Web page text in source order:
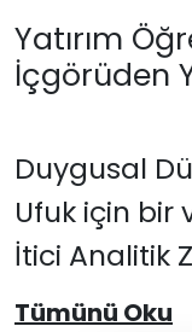
Yatırım
İçgörüden
Duygusal
Ufuk için bir
İtici Analitik
Tümünü Oku